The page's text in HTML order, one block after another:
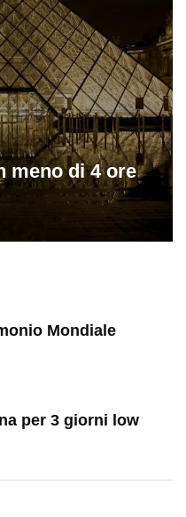
meno di 4 ore
Mondiale
per 3 giorni low